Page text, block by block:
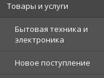
Товары и услуги
Бытовая техника и
электроника
Новое поступление